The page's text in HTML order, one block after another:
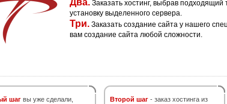
Два. Заказать хостинг, выбрав
установку выделенного сервера.
Три. Заказать создание сайта у нашего
вам создание сайта любой сложности.
шаг вы уже сделали,
Второй шаг - заказ хостинга из